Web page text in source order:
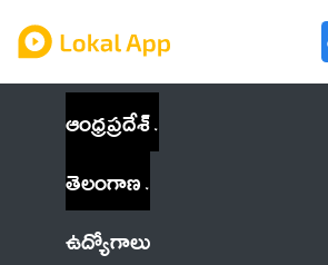
ఆంధ్రప్రదేశ్
తెలంగాణ
ఉద్యోగాలు